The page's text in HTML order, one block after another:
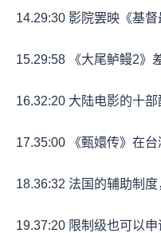
14.29:30 影院罢映《基督
15.29:58 《大尾鲈鳗2》
16.32:20 大陆电影的十
17.35:00 《甄嬛传》在
18.36:32 法国的辅助制
19.37:20 限制级也可以